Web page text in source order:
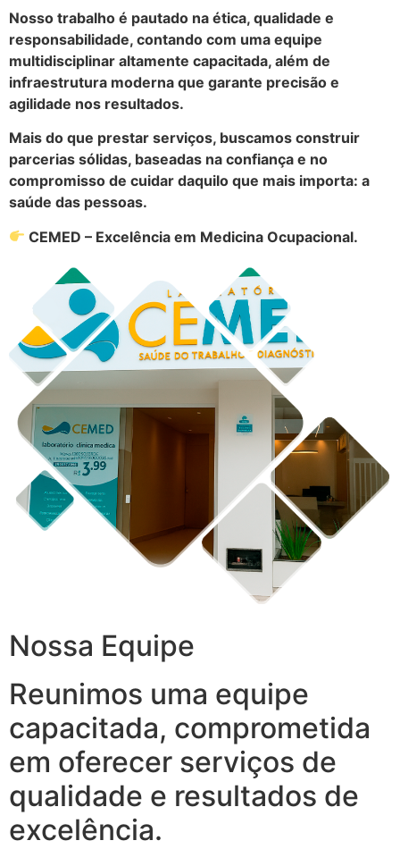
Nosso trabalho é pautado na ética, qualidade e
responsabilidade, contando com uma equipe
multidisciplinar altamente capacitada, além de
infraestrutura moderna que garante precisão e
agilidade nos resultados.
Mais do que prestar serviços, buscamos construir
parcerias sólidas, baseadas na confiança e no
compromisso de cuidar daquilo que mais importa: a
saúde das pessoas.
CEMED – Excelência em Medicina Ocupacional.
Nossa Equipe
Reunimos uma equipe
capacitada, comprometida
em oferecer serviços de
qualidade e resultados de
excelência.